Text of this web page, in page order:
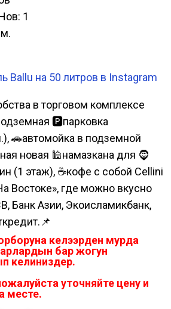
1
Ballu на 50 литров в Instagram
в торговом комплексе
🅿парковка
🚗автомойка в подземной
новая 🕌намазкана для 🧔
(1 этаж), ☕кофе с собой Cellini
Востоке», где можно вкусно
Банк Азии, Экоисламикбанк,
келээрден мурда
бар жогун
келиниздер.
уточняйте цену и
месте.